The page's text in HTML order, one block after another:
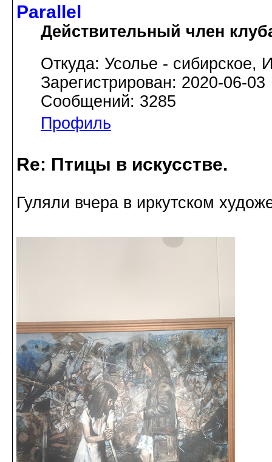
Parallel
Действительный член
Откуда: Усолье - сибирское,
Зарегистрирован: 2020-06-03
Сообщений: 3285
Профиль
Re: Птицы в искусстве.
Гуляли вчера в иркутском